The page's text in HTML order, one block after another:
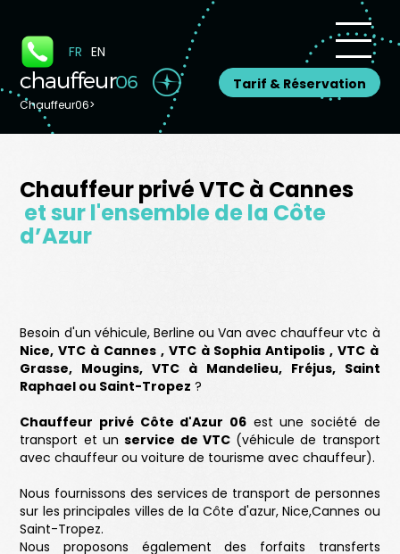
FR EN
Tarif & Réservation
Chauffeur06>
Chauffeur privé VTC à Cannes
et sur l'ensemble de la Côte
d’Azur
Besoin d'un véhicule, Berline ou Van avec chauffeur vtc à
Nice,VTC à Cannes, VTC à Sophia Antipolis , VTC à
Grasse, Mougins,VTC à Mandelieu, Fréjus, Saint
Raphael ou Saint-Tropez ?
Chauffeur privé Côte d'Azur 06 est une société de
transport et unservice de VTC(véhicule de transport
avec chauffeur ou voiture de tourisme avec chauffeur).
Nous fournissons des services de transport de personnes
sur les principales villes de la Côte d'azur, Nice,Cannes ou
Saint-Tropez.
Nous proposons également des forfaits transferts